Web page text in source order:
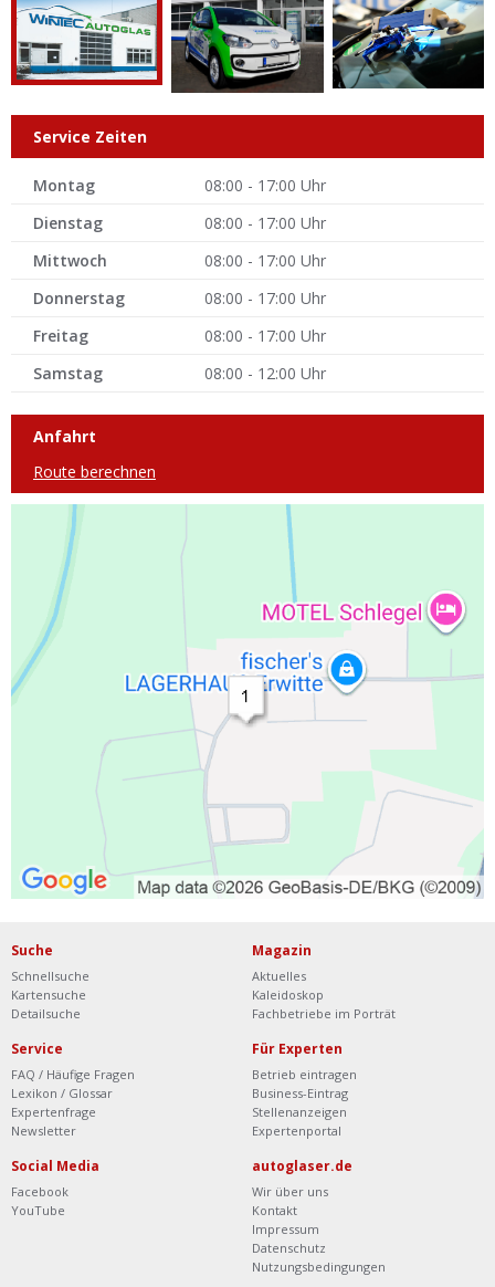
Service Zeiten
Montag
08:00 - 17:00 Uhr
Dienstag
08:00 - 17:00 Uhr
Mittwoch
08:00 - 17:00 Uhr
Donnerstag
08:00 - 17:00 Uhr
Freitag
08:00 - 17:00 Uhr
Samstag
08:00 - 12:00 Uhr
Anfahrt
Route berechnen
Suche
Schnellsuche
Kartensuche
Detailsuche
Magazin
Aktuelles
Kaleidoskop
Fachbetriebe im Porträt
Service
FAQ / Häufige Fragen
Lexikon / Glossar
Expertenfrage
Newsletter
Für Experten
Betrieb eintragen
Business-Eintrag
Stellenanzeigen
Expertenportal
Social Media
Facebook
YouTube
autoglaser.de
Wir über uns
Kontakt
Impressum
Datenschutz
Nutzungsbedingungen